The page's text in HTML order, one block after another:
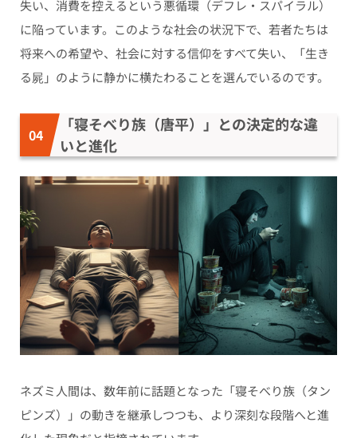
失い、消費を控えるという悪循環（デフレ・スパイラル）
に陥っています。このような社会の状況下で、若者たちは
将来への希望や、社会に対する信仰をすべて失い、「生き
る屍」のように静かに横たわることを選んでいるのです。
「寝そべり族（唐平）」との決定的な違
いと進化
ネズミ人間は、数年前に話題となった「寝そべり族（タン
ピンズ）」の動きを継承しつつも、より深刻な段階へと進